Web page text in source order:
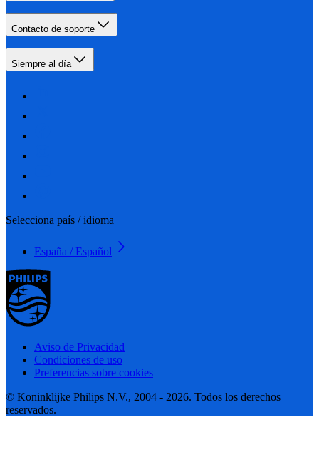
Contacto de soporte
Siempre al día
Selecciona país / idioma
España / Español
Aviso de Privacidad
Condiciones de uso
Preferencias sobre cookies
© Koninklijke Philips N.V., 2004 - 2026. Todos los derechos
reservados.